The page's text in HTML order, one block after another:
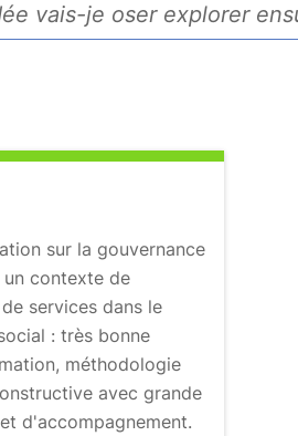
vais-je oser explorer
sur la gouvernance
contexte de
services dans le
: très bonne
méthodologie
avec grande
d'accompagnement.